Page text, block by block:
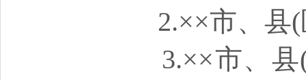
2.××市、县
3.××市、